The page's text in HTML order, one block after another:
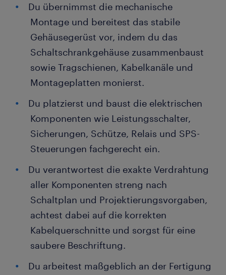
Du übernimmst die mechanische
Montage und bereitest das stabile
Gehäusegerüst vor, indem du das
Schaltschrankgehäuse zusammenbaust
sowie Tragschienen, Kabelkanäle und
Montageplatten monierst.
Du platzierst und baust die elektrischen
Komponenten wie Leistungsschalter,
Sicherungen, Schütze, Relais und SPS-
Steuerungen fachgerecht ein.
Du verantwortest die exakte Verdrahtung
aller Komponenten streng nach
Schaltplan und Projektierungsvorgaben,
achtest dabei auf die korrekten
Kabelquerschnitte und sorgst für eine
saubere Beschriftung.
Du arbeitest maßgeblich an der Fertigung